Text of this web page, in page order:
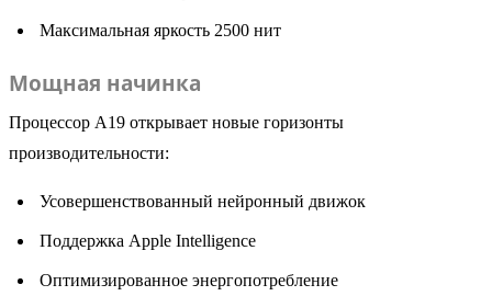
Максимальная яркость 2500 нит
Мощная начинка
Процессор A19 открывает новые горизонты
производительности:
Усовершенствованный нейронный движок
Поддержка Apple Intelligence
Оптимизированное энергопотребление